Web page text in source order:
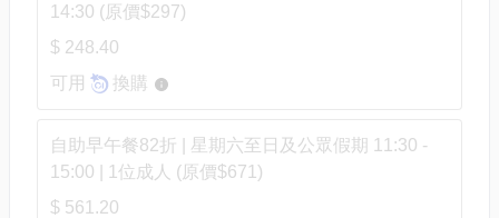
14:30 (原價$297)
$ 248.40
可用
換購
自助早午餐82折 | 星期六至日及公眾假期 11:30 -
15:00 | 1位成人 (原價$671)
$ 561.20